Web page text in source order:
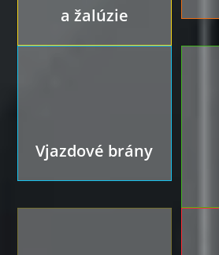
a žalúzie
Vjazdové brány